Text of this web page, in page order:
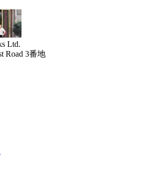
Ltd.
Road 3番地